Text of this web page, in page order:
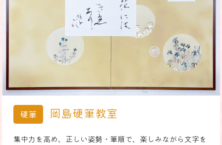
硬筆 岡島硬筆教室
集中力を高め、正しい姿勢・筆順で、楽しみながら文字を